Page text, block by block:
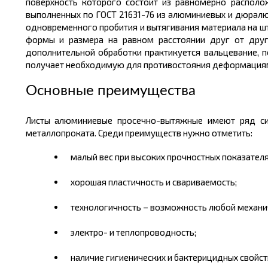
выполненных по ГОСТ 21631-76 из алюминиевых и
одновременного пробития и вытягивания материала на
формы и размера на равном расстоянии друг от
дополнительной обработки практикуется
получает необходимую для противостояния
Основные преимущества
Листы алюминиевыепросечно-вытяжные имеют ряд
металлопроката. Среди преимуществ нужно отметить:
малый вес при высоких прочностных
хорошая пластичность и свариваемость;
технологичность – возможность любой
электро- и теплопроводность;
наличие гигиенических и бактерицидных